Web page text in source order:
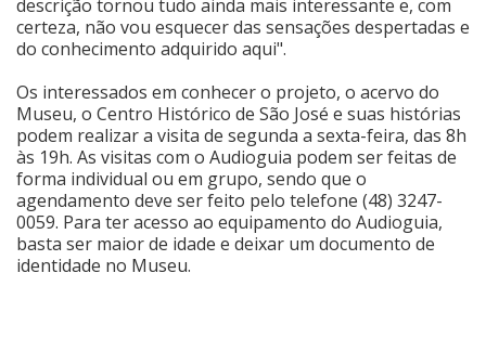
descrição tornou tudo ainda mais interessante e, com
certeza, não vou esquecer das sensações despertadas e
do conhecimento adquirido aqui".
Os interessados em conhecer o projeto, o acervo do
Museu, o Centro Histórico de São José e suas histórias
podem realizar a visita de segunda a sexta-feira, das 8h
às 19h. As visitas com o Audioguia podem ser feitas de
forma individual ou em grupo, sendo que o
agendamento deve ser feito pelo telefone (48) 3247-
0059. Para ter acesso ao equipamento do Audioguia,
basta ser maior de idade e deixar um documento de
identidade no Museu.